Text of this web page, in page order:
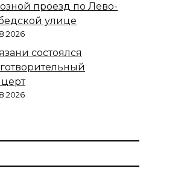
проезд по Лево-
улице
состоялся